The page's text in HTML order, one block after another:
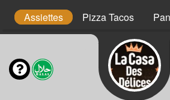
Assiettes Pizza Tacos